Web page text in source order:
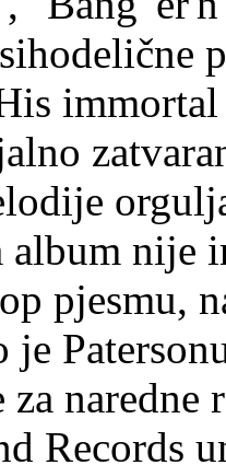
album nije
pjesmu,
naredne
Records